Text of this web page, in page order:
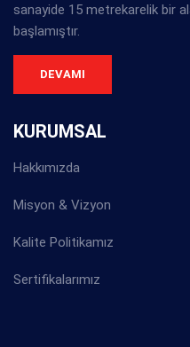
sanayide 15 metrekarelik bir
başlamıştır.
DEVAMI
KURUMSAL
Hakkımızda
Misyon & Vizyon
Kalite Politikamız
Sertifikalarımız